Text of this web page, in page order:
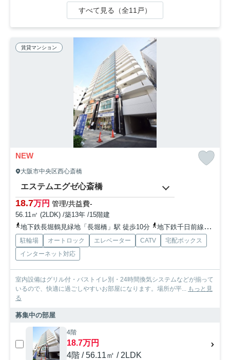
すべて見る（全11戸）
賃貸マンション
NEW
大阪市中央区西心斎橋
エステムエグゼ心斎橋
18.7万円 管理/共益費-
56.11㎡ (2LDK) /築13年 /15階建
地下鉄長堀鶴見緑地「長堀橋」駅 徒歩10分
地下鉄千日前線「桜川」駅 徒歩14分
駐輪場 オートロック エレベーター CATV
宅配ボックス
インターネット対応
室内設備はグリル付・バストイレ別・24時間換気システムなどが揃って
いるので、快適に過ごしやすいお部屋になります。場所が平...
もっと見
る
募集中の部屋
4階
18.7万円
4階 / 56.11㎡ / 2LDK